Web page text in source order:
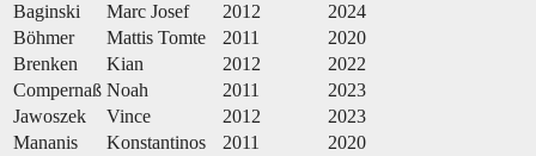
Baginski
Marc Josef 2012
2024
Böhmer
Mattis Tomte 2011
2020
Brenken
Kian 2012
2022
Compernaß Noah 2011
2023
Jawoszek
Vince 2012
2023
Mananis
Konstantinos 2011
2020